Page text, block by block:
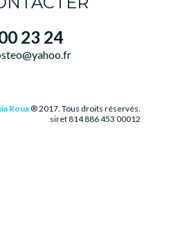
23 24
Roux® 2017. Tous droits réservés.
siret 814 886 453 00012